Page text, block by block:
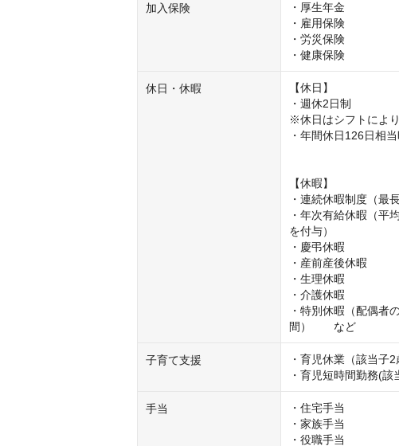
加入保険
・厚生年金
・雇用保険
・労災保険
・健康保険
休日・休暇
【休日】
・週休2日制
※休日はシフトによ
・年間休日126日相
【休暇】
・連続休暇制度（最
・年次有給休暇（平
を付与）
・慶弔休暇
・産前産後休暇
・生理休暇
・介護休暇
・特別休暇（配偶者
間）　　など
子育て支援
・育児休業（該当子2
・育児短時間勤務(
手当
・住宅手当
・家族手当
・役職手当